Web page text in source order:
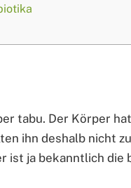
tabu. Der Körper
ihn deshalb nicht
ist ja bekanntlich die